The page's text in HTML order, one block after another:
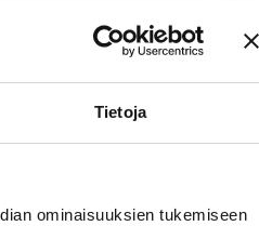
Tietoja
ominaisuuksien tukemiseen